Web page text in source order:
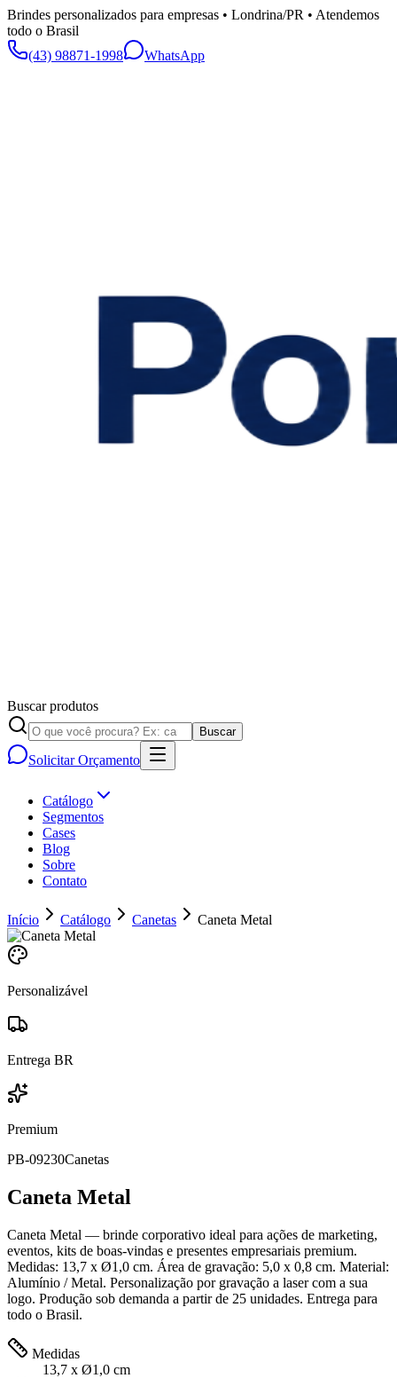
Brindes personalizados para empresas • Londrina/PR • Atendemos
todo o Brasil
(43) 98871-1998
WhatsApp
Buscar produtos
Buscar
Solicitar Orçamento
Catálogo
Segmentos
Cases
Blog
Sobre
Contato
Início Catálogo Canetas Caneta Metal
Personalizável
Entrega BR
Premium
PB-09230Canetas
Caneta Metal
Caneta Metal — brinde corporativo ideal para ações de marketing,
eventos, kits de boas-vindas e presentes empresariais premium.
Medidas: 13,7 x Ø1,0 cm. Área de gravação: 5,0 x 0,8 cm. Material:
Alumínio / Metal. Personalização por gravação a laser com a sua
logo. Produção sob demanda a partir de 25 unidades. Entrega para
todo o Brasil.
Medidas
13,7 x Ø1,0 cm